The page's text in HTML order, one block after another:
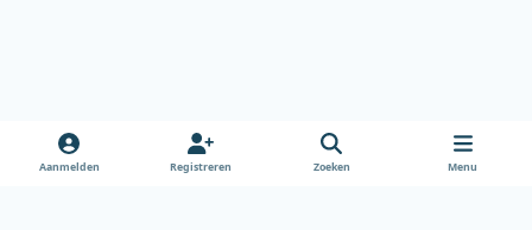
Aanmelden Registreren Zoeken Menu